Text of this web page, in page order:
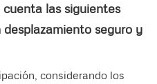
las siguientes
seguro y
considerando los